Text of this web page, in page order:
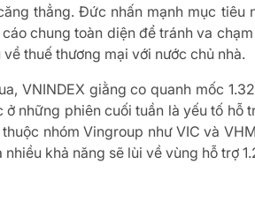
thẳng. Đức nhấn mạnh mục tiêu
chung toàn diện để tránh va
thuế thương mại với nước chủ nhà.
VNINDEX giằng co quanh mốc
ở những phiên cuối tuần là yếu tố hỗ
nhóm Vingroup như VIC và
khả năng sẽ lùi về vùng hỗ trợ